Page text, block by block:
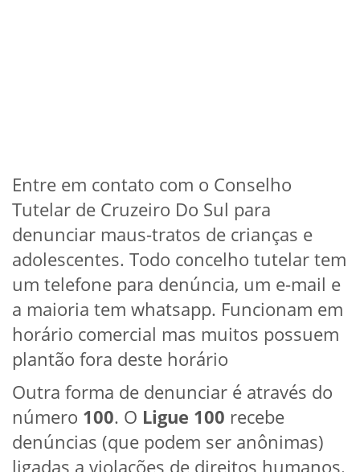
Entre em contato com o Conselho
Tutelar de Cruzeiro Do Sul para
denunciar maus-tratos de crianças e
adolescentes. Todo concelho tutelar tem
um telefone para denúncia, um e-mail e
a maioria tem whatsapp. Funcionam em
horário comercial mas muitos possuem
plantão fora deste horário
Outra forma de denunciar é através do
número 100. O Ligue 100 recebe
denúncias (que podem ser anônimas)
ligadas a violações de direitos humanos.